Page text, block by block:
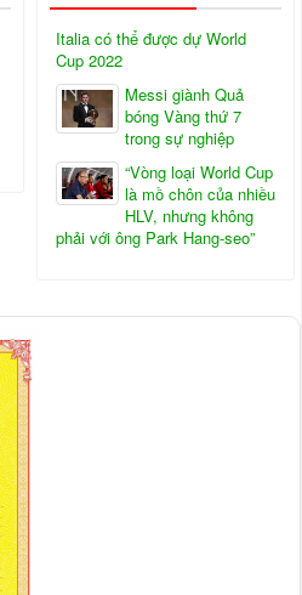
Italia có thể được dự World
Cup 2022
Messi giành Quả
bóng Vàng thứ 7
trong sự nghiệp
“Vòng loại World Cup
là mồ chôn của nhiều
HLV, nhưng không
phải với ông Park Hang-seo”